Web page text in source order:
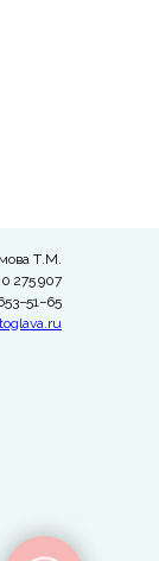
Т.М.
275 907